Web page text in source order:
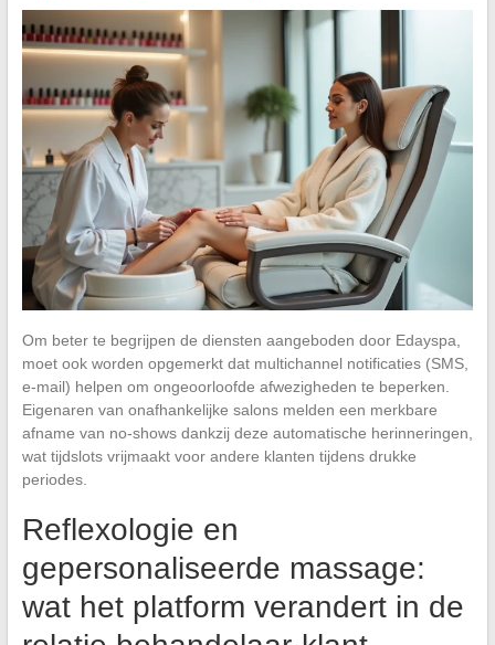
Om beter te begrijpen de diensten aangeboden door Edayspa,
moet ook worden opgemerkt dat multichannel notificaties (SMS,
e-mail) helpen om ongeoorloofde afwezigheden te beperken.
Eigenaren van onafhankelijke salons melden een merkbare
afname van no-shows dankzij deze automatische herinneringen,
wat tijdslots vrijmaakt voor andere klanten tijdens drukke
periodes.
Reflexologie en
gepersonaliseerde massage:
wat het platform verandert in de